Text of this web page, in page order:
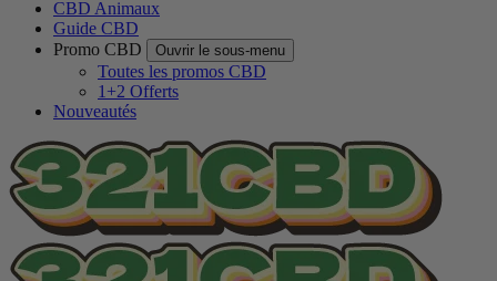
CBD Animaux
Guide CBD
Promo CBD
Ouvrir le sous-menu
Toutes les promos CBD
1+2 Offerts
Nouveautés